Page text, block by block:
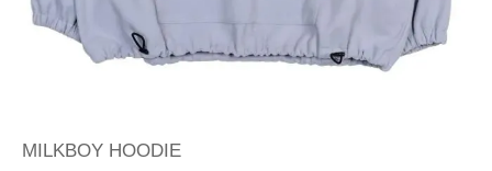
MILKBOY HOODIE